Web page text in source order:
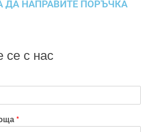
ДА НАПРАВИТЕ ПОРЪЧКА
се с нас
*